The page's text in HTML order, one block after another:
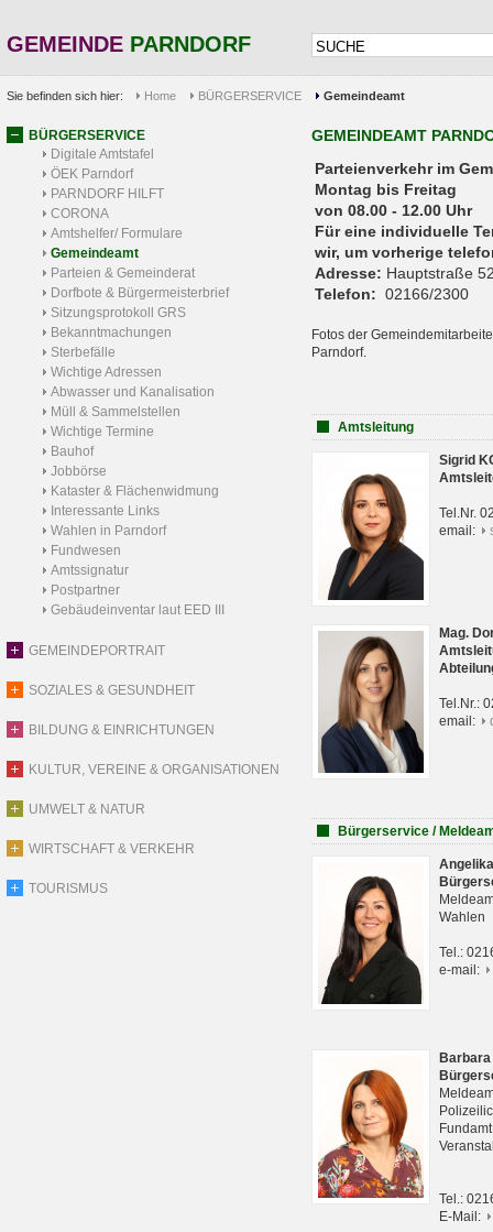
GEMEINDE PARNDORF
Sie befinden sich hier: Home BÜRGERSERVICE Gemeindeamt
BÜRGERSERVICE
Digitale Amtstafel
ÖEK Parndorf
PARNDORF HILFT
CORONA
Amtshelfer/ Formulare
Gemeindeamt
Parteien & Gemeinderat
Dorfbote & Bürgermeisterbrief
Sitzungsprotokoll GRS
Bekanntmachungen
Sterbefälle
Wichtige Adressen
Abwasser und Kanalisation
Müll & Sammelstellen
Wichtige Termine
Bauhof
Jobbörse
Kataster & Flächenwidmung
Interessante Links
Wahlen in Parndorf
Fundwesen
Amtssignatur
Postpartner
Gebäudeinventar laut EED III
GEMEINDEPORTRAIT
SOZIALES & GESUNDHEIT
BILDUNG & EINRICHTUNGEN
KULTUR, VEREINE & ORGANISATIONEN
UMWELT & NATUR
WIRTSCHAFT & VERKEHR
TOURISMUS
GEMEINDEAMT
Parteienverkehr
Montag bis Freitag
von 08.00 - 12.00 Uhr
Für eine individuelle
wir, um vorherige
Adresse: Hauptstraße
Telefon: 02166/2300
Fotos der
Parndorf.
Amtsleitung
Sigrid
Tel.Nr.
email:
Mag.
Tel.Nr.:
email:
Bürgerservice /
Wahlen
Tel.:
e-mail:
Tel.:
E-Mail: